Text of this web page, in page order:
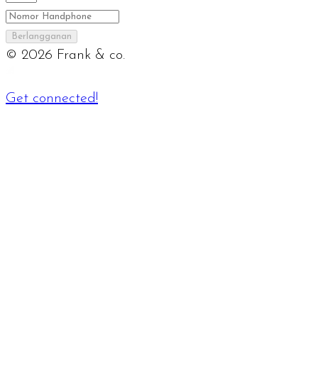
Berlangganan
© 2026 Frank & co.
Get connected!